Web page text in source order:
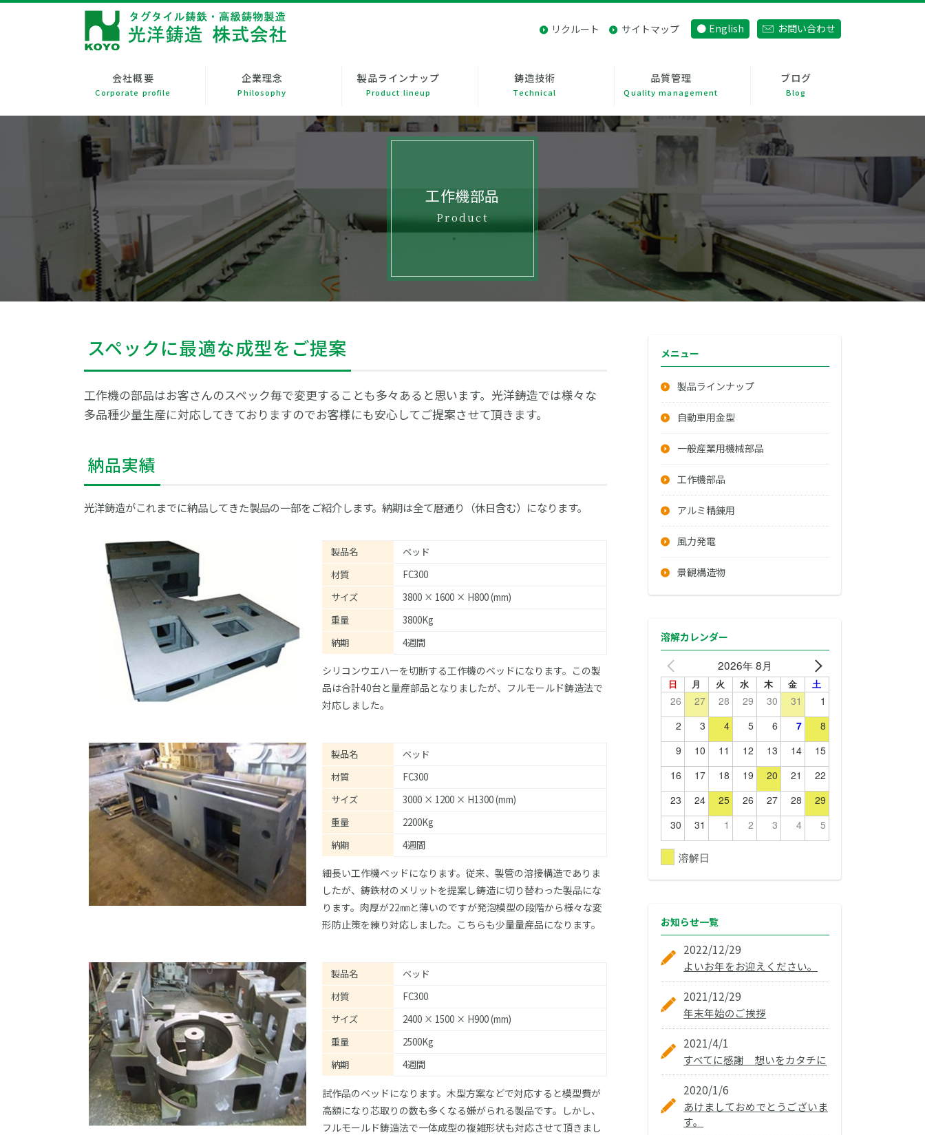
リクルート サイトマップ English お問い合わせ
会社概要
Corporate profile
企業理念
Philosophy
製品ラインナップ
Product lineup
鋳造技術
Technical
品質管理
Quality management
ブログ
Blog
工作機部品
Product
スペックに最適な成型をご提案
工作機の部品はお客さんのスペック毎で変更することも多々あると思います。光洋鋳造では様々な
多品種少量生産に対応してきておりますのでお客様にも安心してご提案させて頂きます。
納品実績
光洋鋳造がこれまでに納品してきた製品の一部をご紹介します。納期は全て暦通り（休日含む）になります。
製品名
ベッド
材質
FC300
サイズ
3800 × 1600 × H800 (mm)
重量
3800Kg
納期
4週間
シリコンウエハーを切断する工作機のベッドになります。この製
品は合計40台と量産部品となりましたが、フルモールド鋳造法で
対応しました。
製品名
ベッド
材質
FC300
サイズ
3000 × 1200 × H1300 (mm)
重量
2200Kg
納期
4週間
細長い工作機ベッドになります。従来、製管の溶接構造でありま
したが、鋳鉄材のメリットを提案し鋳造に切り替わった製品にな
ります。肉厚が22㎜と薄いのですが発泡模型の段階から様々な変
形防止策を練り対応しました。こちらも少量量産品になります。
製品名
ベッド
材質
FC300
サイズ
2400 × 1500 × H900 (mm)
重量
2500Kg
納期
4週間
試作品のベッドになります。木型方案などで対応すると模型費が
高額になり芯取りの数も多くなる嫌がられる製品です。しかし、
フルモールド鋳造法で一体成型の複雑形状も対応させて頂きまし
メニュー
製品ラインナップ
自動車用金型
一般産業用機械部品
工作機部品
アルミ精錬用
風力発電
景観構造物
溶解カレンダー
2026年 8月
日 月 火 水 木 金 土
26 27 28 29 30 31
1
2
3 4 5 6 7
8
9
10 11 12 13 14
15
16
17 18 19 20 21
22
23
24 25 26 27 28
29
30
31 1 2 3 4 5
溶解日
お知らせ一覧
2022/12/29
よいお年をお迎えください。
2021/12/29
年末年始のご挨拶
2021/4/1
すべてに感謝 想いをカタチに
2020/1/6
あけましておめでとうございま
す。